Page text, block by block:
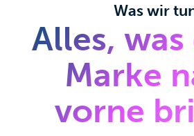
Was wir
Alles,
Marke
vorne